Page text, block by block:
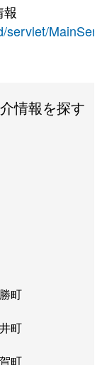
servlet/
情報を探す
町
町
町